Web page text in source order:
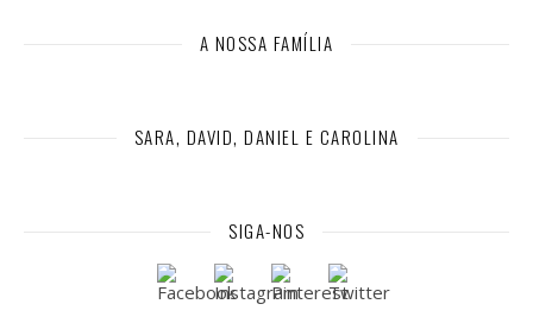
A NOSSA FAMÍLIA
SARA, DAVID, DANIEL E CAROLINA
SIGA-NOS